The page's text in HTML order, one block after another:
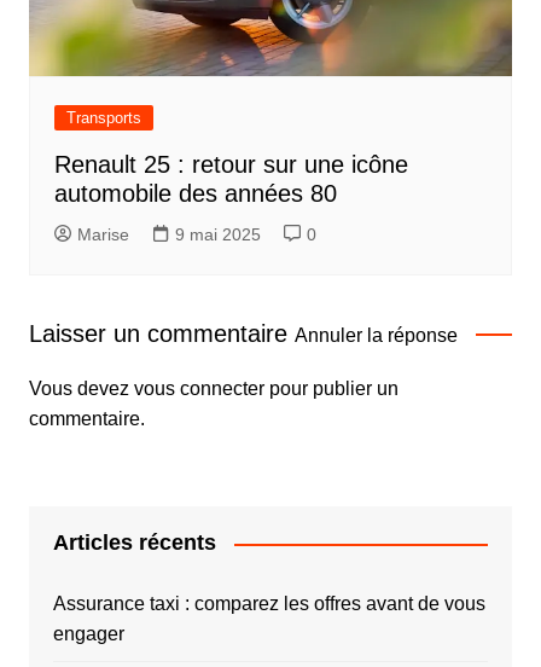
Transports
Renault 25 : retour sur une icône
automobile des années 80
Marise 9 mai 2025 0
Laisser un commentaire Annuler la réponse
Vous devez vous connecterpour publier un
commentaire.
Articles récents
Assurance taxi : comparez les offres avant de vous
engager